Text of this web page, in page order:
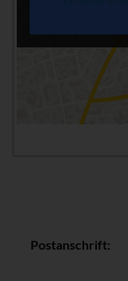
Postanschrift: